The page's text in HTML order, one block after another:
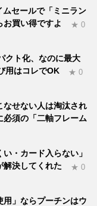
セールで「ミニラン
お買い得ですよ
★ 0
クト化、なのに最大
用はコレでOK
★ 0
なせない人は淘汰され
必須の「二軸フレーム
・カード入らない」
解決してくれた
★ 0
用」ならプーチンはウ